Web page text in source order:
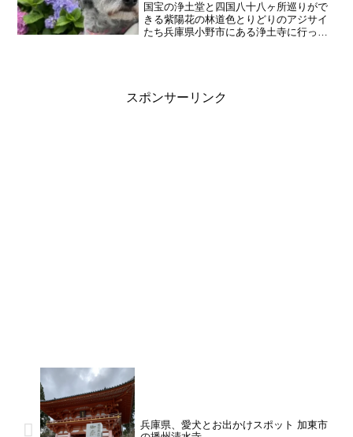
国宝の浄土堂と四国八十八ヶ所巡りがで
きる紫陽花の林道色とりどりのアジサイ
たち兵庫県小野市にある浄土寺に行って
スポンサーリンク
兵庫県、愛犬とお出かけスポット 加東市